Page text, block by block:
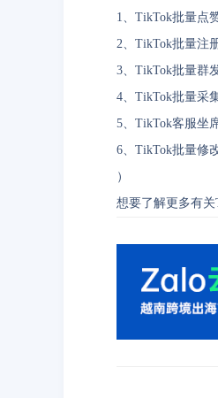
1、TikTok批量点
2、TikTok批量注
3、TikTok批量群
4、TikTok批量采
5、TikTok客服坐
6、TikTok批量修
）
想要了解更多有